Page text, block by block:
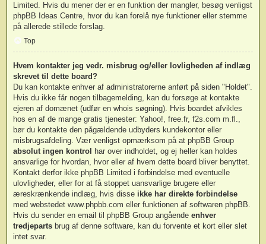
Limited. Hvis du mener der er en funktion der mangler, besøg venligst
phpBB Ideas Centre, hvor du kan forelå nye funktioner eller stemme
på allerede stillede forslag.
Top
Hvem kontakter jeg vedr. misbrug og/eller lovligheden af indlæg
skrevet til dette board?
Du kan kontakte enhver af administratorerne anført på siden "Holdet".
Hvis du ikke får nogen tilbagemelding, kan du forsøge at kontakte
ejeren af domænet (udfør en whois søgning). Hvis boardet afvikles
hos en af de mange gratis tjenester: Yahoo!, free.fr, f2s.com m.fl.,
bør du kontakte den pågældende udbyders kundekontor eller
misbrugsafdeling. Vær venligst opmærksom på at phpBB Group
absolut ingen kontrol
har over indholdet, og ej heller kan holdes
ansvarlige for hvordan, hvor eller af hvem dette board bliver benyttet.
Kontakt derfor ikke phpBB Limited i forbindelse med eventuelle
ulovligheder, eller for at få stoppet uansvarlige brugere eller
æreskrænkende indlæg, hvis disse ikke har direkte forbindelse
med webstedet www.phpbb.com eller funktionen af softwaren phpBB.
Hvis du sender en email til phpBB Group angående enhver
tredjeparts brug af denne software, kan du forvente et kort eller slet
intet svar.